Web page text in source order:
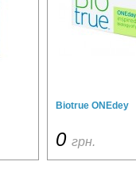
Biotrue ONEdey
0 грн.